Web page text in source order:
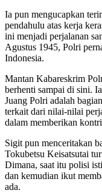
Ia pun mengucapkan
pendahulu atas kerja
ini menjadi perjalanan
Agustus 1945, Polri
Indonesia.
Mantan Kabareskrim
berhenti sampai di sini.
Juang Polri adalah
terkait dari nilai-nilai
dalam memberikan
Sigit pun menceritakan
Tokubetsu Keisatsutai
Dimana, saat itu polisi
dan kemudian ikut
ada.